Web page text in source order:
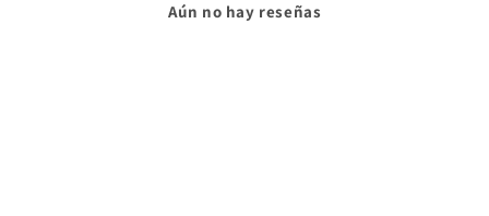
Aún no hay reseñas